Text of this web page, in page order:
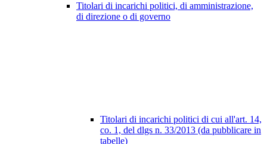
Titolari di incarichi politici, di amministrazione,
di direzione o di governo
Titolari di incarichi politici di cui all'art. 14,
co. 1, del dlgs n. 33/2013 (da pubblicare in
tabelle)